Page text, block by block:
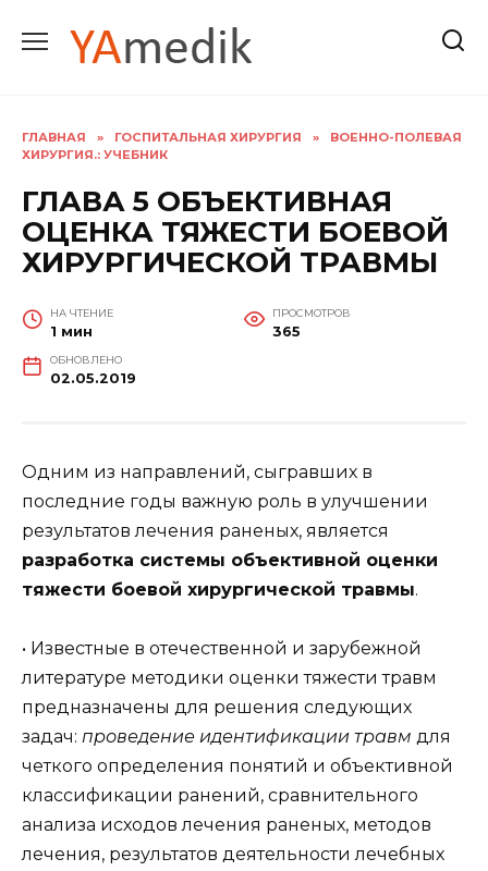
содержанию
ГЛАВНАЯ » ГОСПИТАЛЬНАЯ ХИРУРГИЯ »
ВОЕННО-ПОЛЕВАЯ
ХИРУРГИЯ.: УЧЕБНИК
ГЛАВА 5 ОБЪЕКТИВНАЯ
ОЦЕНКА ТЯЖЕСТИ БОЕВОЙ
ХИРУРГИЧЕСКОЙ ТРАВМЫ
НА ЧТЕНИЕ
1 мин
ПРОСМОТРОВ
365
ОБНОВЛЕНО
02.05.2019
Одним из направлений, сыгравших в
последние годы важную роль в улучшении
результатов лечения раненых, является
разработка системы объективной оценки
тяжести боевой хирургической травмы.
• Известные в отечественной и зарубежной
литературе методики оценки тяжести травм
предназначены для решения следующих
задач: проведение идентификации травм для
четкого определения понятий и объективной
классификации ранений, сравнительного
анализа исходов лечения раненых, методов
лечения, результатов деятельности лечебных